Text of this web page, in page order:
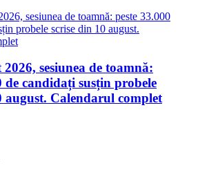
sesiunea de toamnă:
de candidați susțin probele
august. Calendarul complet